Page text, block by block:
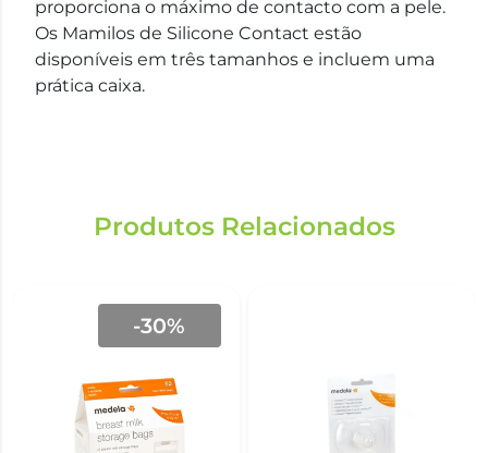
proporciona o máximo de contacto com a pele.
Os Mamilos de Silicone Contact estão
disponíveis em três tamanhos e incluem uma
prática caixa.
Produtos Relacionados
-30%